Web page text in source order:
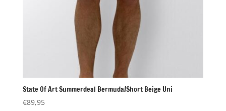
State Of Art Summerdeal Bermuda/Short Beige Uni
€89,95